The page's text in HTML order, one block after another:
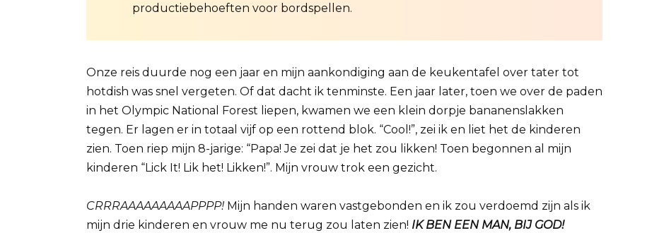
productiebehoeften voor bordspellen.
Onze reis duurde nog een jaar en mijn aankondiging aan de keukentafel over tater tot
hotdish was snel vergeten. Of dat dacht ik tenminste. Een jaar later, toen we over de paden
in het Olympic National Forest liepen, kwamen we een klein dorpje bananenslakken
tegen. Er lagen er in totaal vijf op een rottend blok. “Cool!”, zei ik en liet het de kinderen
zien. Toen riep mijn 8-jarige: “Papa! Je zei dat je het zou likken! Toen begonnen al mijn
kinderen “Lick It! Lik het! Likken!”. Mijn vrouw trok een gezicht.
CRRRAAAAAAAAAPPPP! Mijn handen waren vastgebonden en ik zou verdoemd zijn als ik
mijn drie kinderen en vrouw me nu terug zou laten zien! IK BEN EEN MAN, BIJ GOD!